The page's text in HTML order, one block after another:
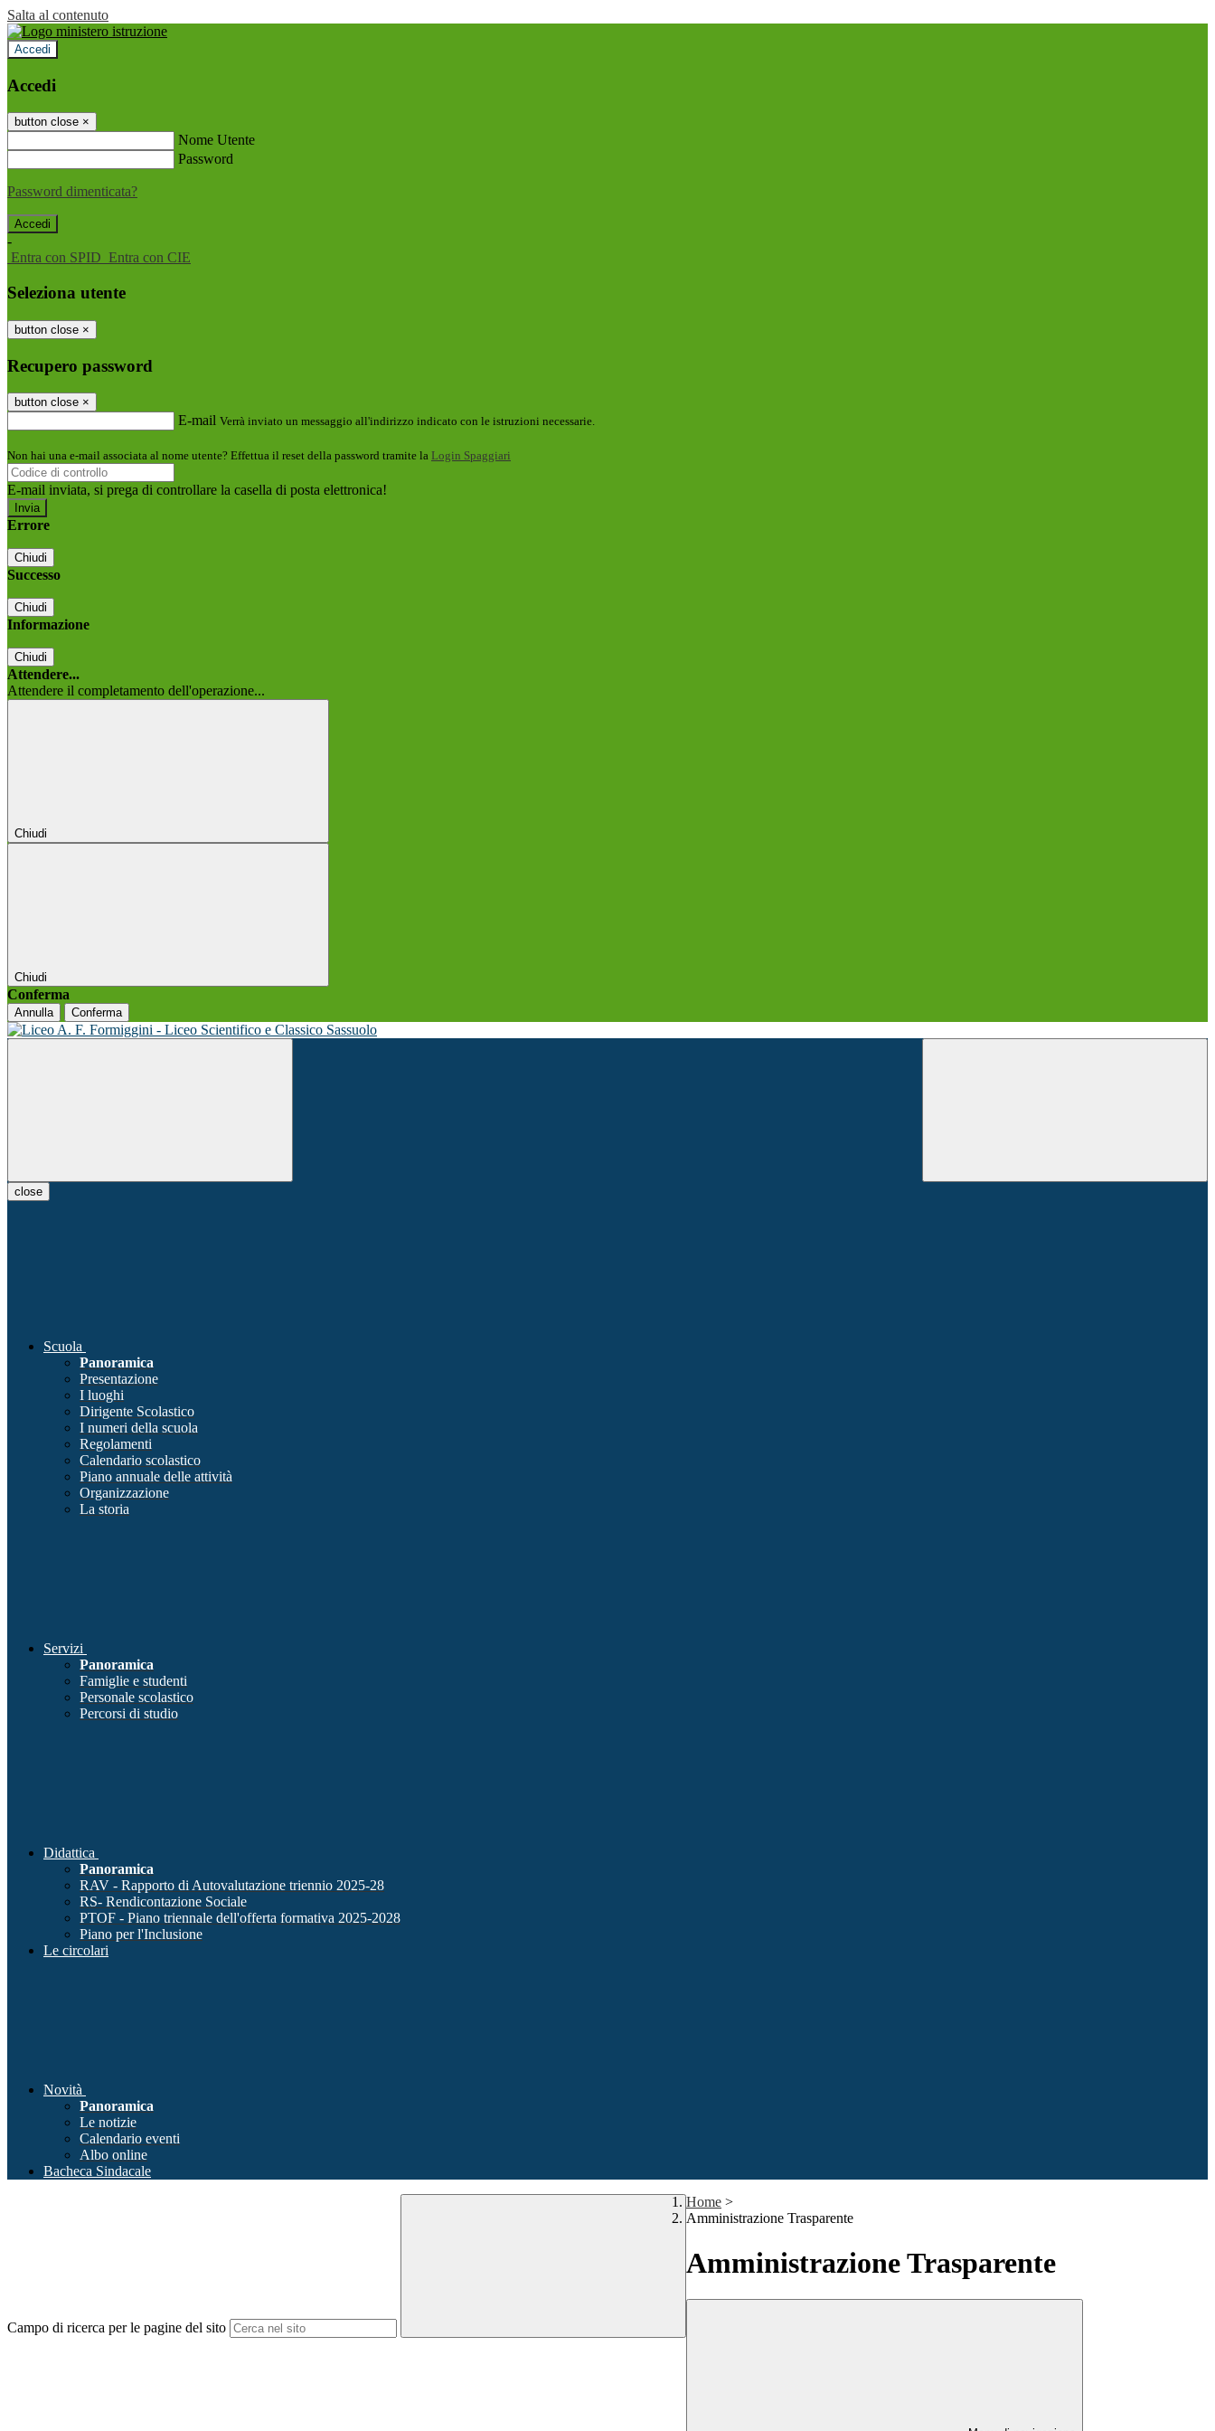
Salta al contenuto
Accedi
Accedi
button close ×
Nome Utente
Password
Password dimenticata?
-
Entra con SPID Entra con CIE
Seleziona utente
button close ×
Recupero password
button close ×
E-mail Verrà inviato un messaggio all'indirizzo indicato con le istruzioni necessarie.
Non hai una e-mail associata al nome utente? Effettua il reset della password tramite la Login Spaggiari
E-mail inviata, si prega di controllare la casella di posta elettronica!
Errore
Chiudi
Successo
Chiudi
Informazione
Chiudi
Attendere...
Attendere il completamento dell'operazione...
Chiudi
Chiudi
Conferma
Annulla Conferma
close
Scuola
Panoramica
Presentazione
I luoghi
Dirigente Scolastico
I numeri della scuola
Regolamenti
Calendario scolastico
Piano annuale delle attività
Organizzazione
La storia
Servizi
Panoramica
Famiglie e studenti
Personale scolastico
Percorsi di studio
Didattica
Panoramica
RAV - Rapporto di Autovalutazione triennio 2025-28
RS- Rendicontazione Sociale
PTOF - Piano triennale dell'offerta formativa 2025-2028
Piano per l'Inclusione
Le circolari
Novità
Panoramica
Le notizie
Calendario eventi
Albo online
Bacheca Sindacale
Campo di ricerca per le pagine del sito
Home >
Amministrazione Trasparente
Amministrazione Trasparente